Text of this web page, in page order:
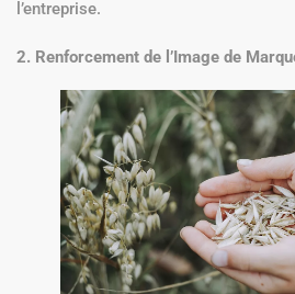
l’entreprise.
2. Renforcement de l’Image de